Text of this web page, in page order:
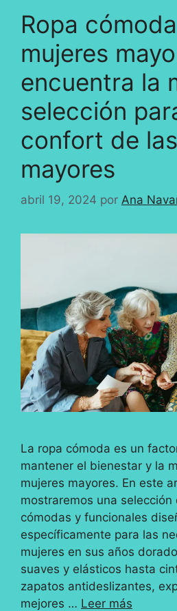
Ropa
mujeres
encuentra la
selección
confort de
mayores
abril 19, 2024 por Ana
La ropa cómoda es un
mantener el bienestar y la
mujeres mayores. En este
mostraremos una selección
cómodas y funcionales
específicamente para las
mujeres en sus años
suaves y elásticos hasta
zapatos antideslizantes,
mejores … Leer más